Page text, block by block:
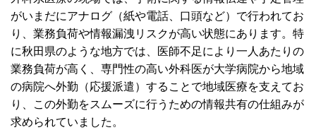
がいまだにアナログ（紙や電話、 口頭など）で行われてお
り、 業務負荷や情報漏洩リスクが高い状態にあります。 特
に秋田県のような地方では、 医師不足により一人あたりの
業務負荷が高く、 専門性の高い外科医が大学病院から地域
の病院へ外勤（応援派遣） することで地域医療を支えてお
り、 この外勤をスムーズに行うための情報共有の仕組みが
求められてい ました。